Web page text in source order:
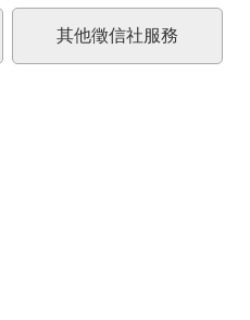
其他徵信社服務